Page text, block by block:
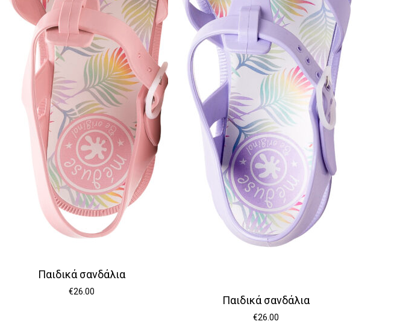
Παιδικά σανδάλια
€26.00
Παιδικά σανδάλια
€26.00